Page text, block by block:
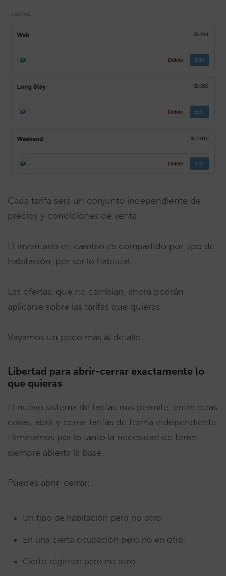
Cada tarifa será un conjunto independiente de
precios y condiciones de venta.
El inventario en cambio es compartido por tipo de
habitación, por ser lo habitual.
Las ofertas, que no cambian, ahora podrán
aplicarse sobre las tarifas que quieras.
Vayamos un poco más al detalle…
Libertad para abrir-cerrar exactamente lo
que quieras
El nuevo sistema de tarifas nos permite, entre otras
cosas, abrir y cerrar tarifas de forma independiente.
Eliminamos por lo tanto la necesidad de tener
siempre abierta la base.
Puedes abrir-cerrar:
Un tipo de habitación pero no otro.
En una cierta ocupación pero no en otra.
Cierto régimen pero no otro.